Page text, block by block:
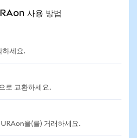
사용 방법
하세요.
로 교환하세요.
을(를) 거래하세요.